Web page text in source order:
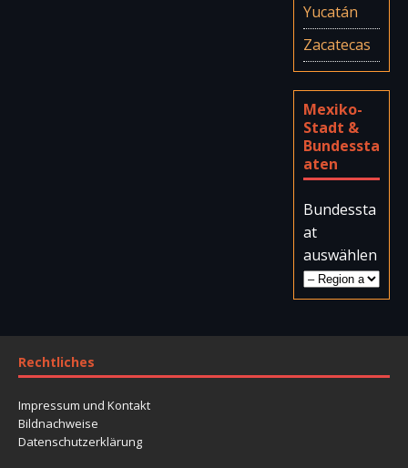
Yucatán
Zacatecas
Mexiko-
Stadt &
Bundessta
aten
Bundessta
at
auswählen
Rechtliches
Impressum und Kontakt
Bildnachweise
Datenschutzerklärung